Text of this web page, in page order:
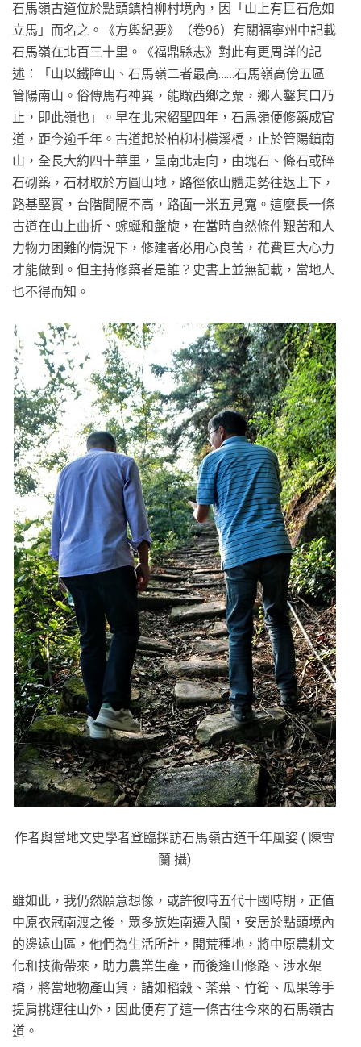
石馬嶺古道位於點頭鎮柏柳村境內，因「山上有巨石危如
立馬」而名之。《方輿紀要》（卷96）有關福寧州中記載
石馬嶺在北百三十里。《福鼎縣志》對此有更周詳的記
述：「山以鐵障山、石馬嶺二者最高……石馬嶺高傍五區
管陽南山。俗傳馬有神異，能瞰西鄉之粟，鄉人鑿其口乃
止，即此嶺也」。早在北宋紹聖四年，石馬嶺便修築成官
道，距今逾千年。古道起於柏柳村橫溪橋，止於管陽鎮南
山，全長大約四十華里，呈南北走向，由塊石、條石或碎
石砌築，石材取於方圓山地，路徑依山體走勢往返上下，
路基堅實，台階間隔不高，路面一米五見寬。這麼長一條
古道在山上曲折、蜿蜒和盤旋，在當時自然條件艱苦和人
力物力困難的情況下，修建者必用心良苦，花費巨大心力
才能做到。但主持修築者是誰？史書上並無記載，當地人
也不得而知。
作者與當地文史學者登臨探訪石馬嶺古道千年風姿 ( 陳雪
蘭 攝)
雖如此，我仍然願意想像，或許彼時五代十國時期，正值
中原衣冠南渡之後，眾多族姓南遷入閩，安居於點頭境內
的邊遠山區，他們為生活所計，開荒種地，將中原農耕文
化和技術帶來，助力農業生產，而後逢山修路、涉水架
橋，將當地物產山貨，諸如稻穀、茶葉、竹筍、瓜果等手
提肩挑運往山外，因此便有了這一條古往今來的石馬嶺古
道。